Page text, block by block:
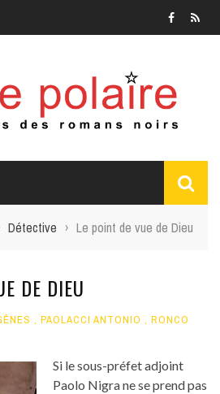
Détective › Le point de vue de Dieu
DE DIEU
, PAOLACCI ANTONIO , RONCO
Si le sous-préfet adjoint
Paolo Nigra ne se prend pas